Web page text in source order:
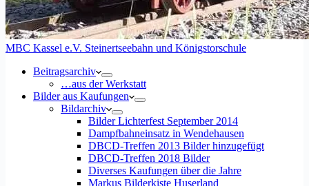
MBC Kassel e.V. Steinertseebahn und Königstorschule
Beitragsarchiv
…aus der Werkstatt
Bilder aus Kaufungen
Bildarchiv
Bilder Lichterfest September 2014
Dampfbahneinsatz in Wendehausen
DBCD-Treffen 2013 Bilder hinzugefügt
DBCD-Treffen 2018 Bilder
Diverses Kaufungen über die Jahre
Markus Bilderkiste Huserland